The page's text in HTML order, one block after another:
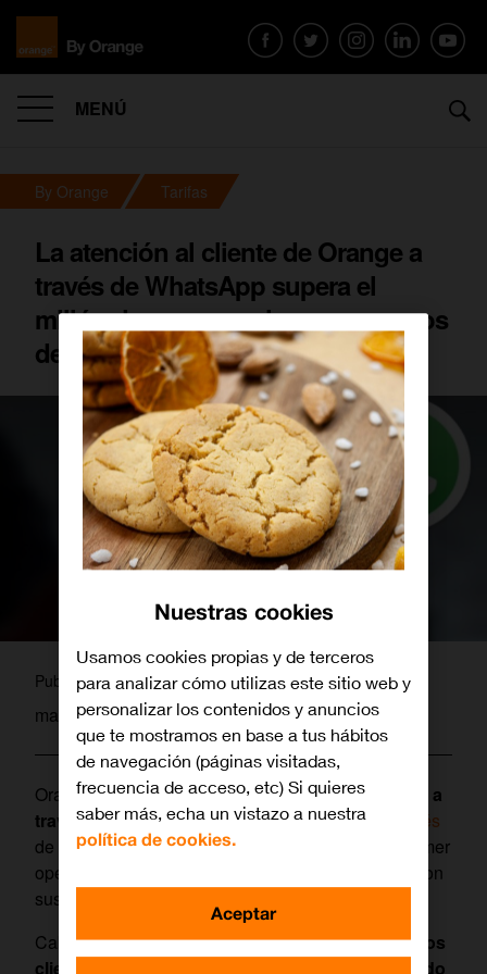
MENÚ
By Orange Tarifas
La atención al cliente de Orange a
través de WhatsApp supera el
millón de conversaciones en menos
de un año
Publicado poradmin
marzo 3, 2020
Orange ha superado elmillón de conversaciones a
través de WhatsApp, tan soloocho meses después
de haber lanzado el servicio y convertirse en el primer
operador en España en utilizarlo para interactuar con
sus clientes.
Cabe destacar, además, que ya soncasi 500.000 los
clientes
que, para dirigirse a Orange, han utilizado
Nuestras cookies
Usamos cookies propias y de terceros
para analizar cómo utilizas este sitio web y
personalizar los contenidos y anuncios
que te mostramos en base a tus hábitos
de navegación (páginas visitadas,
frecuencia de acceso, etc) Si quieres
saber más, echa un vistazo a nuestra
política de cookies.
Aceptar